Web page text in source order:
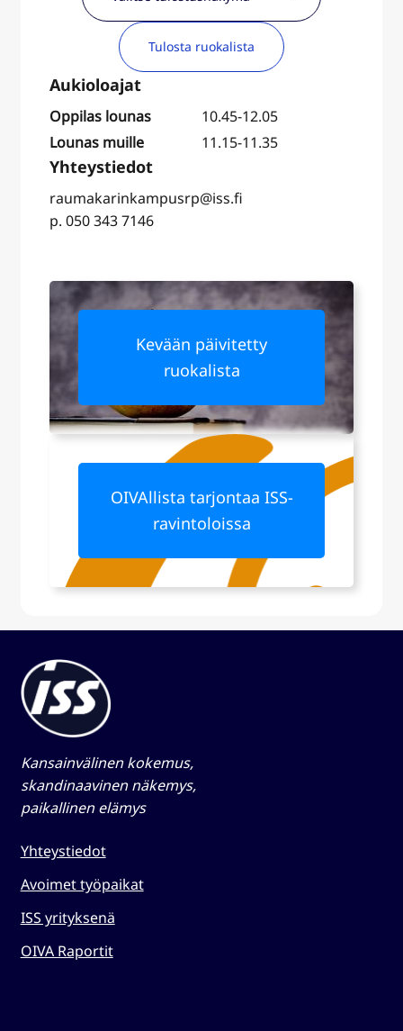
Tulosta ruokalista
Oppilas lounas
10.45-12.05
Lounas muille
11.15-11.35
raumakarinkampusrp@iss.fi
p. 050 343 7146
Kevään päivitetty
ruokalista
OIVAllista tarjontaa ISS-
ravintoloissa
Kansainvälinen kokemus,
skandinaavinen näkemys,
paikallinen elämys​
Yhteystiedot
Avoimet työpaikat
ISS yrityksenä
OIVA Raportit